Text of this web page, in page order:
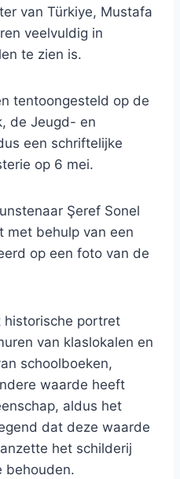
van Türkiye, Mustafa
veelvuldig in
te zien is.
tentoongesteld op de
de Jeugd- en
een schriftelijke
op 6 mei.
Şeref Sonel
met behulp van een
op een foto van de
portret
van klaslokalen en
schoolboeken,
waarde heeft
aldus het
dat deze waarde
het schilderij
behouden.